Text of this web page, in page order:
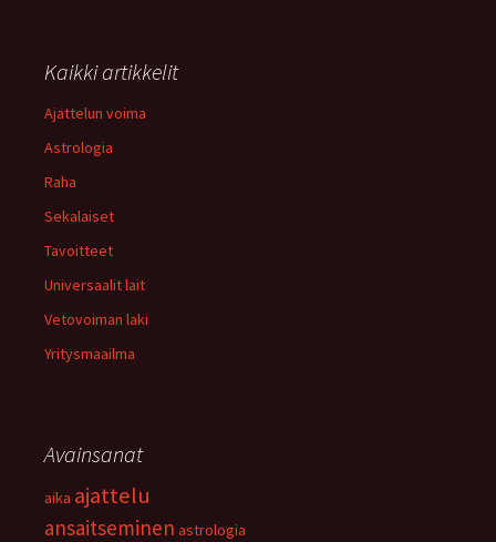
Kaikki artikkelit
Ajattelun voima
Astrologia
Raha
Sekalaiset
Tavoitteet
Universaalit lait
Vetovoiman laki
Yritysmaailma
Avainsanat
aika ajattelu
ansaitseminen astrologia